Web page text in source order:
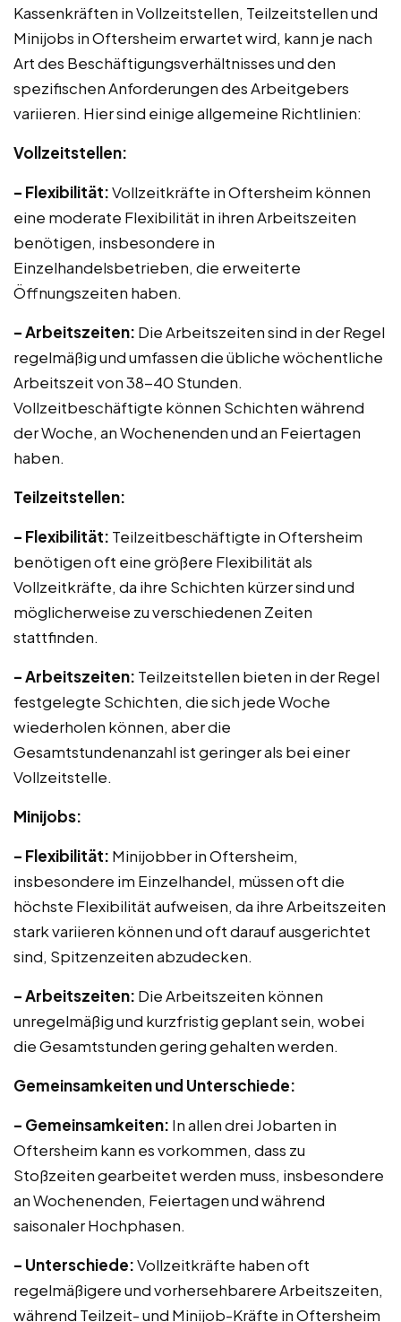
Kassenkräften in Vollzeitstellen, Teilzeitstellen und
Minijobs in Oftersheim erwartet wird, kann je nach
Art des Beschäftigungsverhältnisses und den
spezifischen Anforderungen des Arbeitgebers
variieren. Hier sind einige allgemeine Richtlinien:
Vollzeitstellen:
– Flexibilität:Vollzeitkräfte in Oftersheim können
eine moderate Flexibilität in ihren Arbeitszeiten
benötigen, insbesondere in
Einzelhandelsbetrieben, die erweiterte
Öffnungszeiten haben.
– Arbeitszeiten: Die Arbeitszeiten sind in der Regel
regelmäßig und umfassen die übliche wöchentliche
Arbeitszeit von 38-40 Stunden.
Vollzeitbeschäftigte können Schichten während
der Woche, an Wochenenden und an Feiertagen
haben.
Teilzeitstellen:
– Flexibilität: Teilzeitbeschäftigte in Oftersheim
benötigen oft eine größere Flexibilität als
Vollzeitkräfte, da ihre Schichten kürzer sind und
möglicherweise zu verschiedenen Zeiten
stattfinden.
– Arbeitszeiten: Teilzeitstellen bieten in der Regel
festgelegte Schichten, die sich jede Woche
wiederholen können, aber die
Gesamtstundenanzahl ist geringer als bei einer
Vollzeitstelle.
Minijobs:
– Flexibilität: Minijobber in Oftersheim,
insbesondere im Einzelhandel, müssen oft die
höchste Flexibilität aufweisen, da ihre Arbeitszeiten
stark variieren können und oft darauf ausgerichtet
sind, Spitzenzeiten abzudecken.
– Arbeitszeiten: Die Arbeitszeiten können
unregelmäßig und kurzfristig geplant sein, wobei
die Gesamtstunden gering gehalten werden.
Gemeinsamkeiten und Unterschiede:
– Gemeinsamkeiten: In allen drei Jobarten in
Oftersheim kann es vorkommen, dass zu
Stoßzeiten gearbeitet werden muss, insbesondere
an Wochenenden, Feiertagen und während
saisonaler Hochphasen.
– Unterschiede:Vollzeitkräfte haben oft
regelmäßigere und vorhersehbarere Arbeitszeiten,
während Teilzeit- und Minijob-Kräfte in Oftersheim